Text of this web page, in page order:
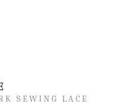
SEWING LACE